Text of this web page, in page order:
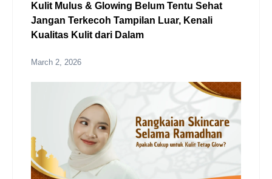
Kulit Mulus & Glowing Belum Tentu Sehat
Jangan Terkecoh Tampilan Luar, Kenali
Kualitas Kulit dari Dalam
March 2, 2026